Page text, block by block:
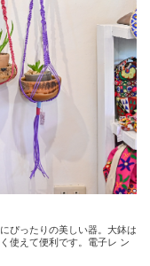
ぴったりの美しい器。大鉢は
使えて便利です。電子レ ン